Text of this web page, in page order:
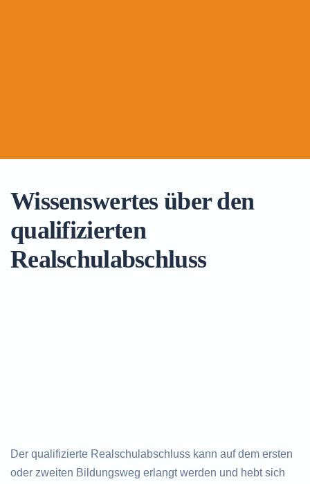
Wissenswertes über den
qualifizierten
Realschulabschluss
Der qualifizierte Realschulabschluss kann auf dem ersten
oder zweiten Bildungsweg erlangt werden und hebt sich